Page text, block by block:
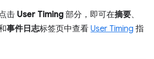
击 User Timing 部分，即可在摘要、
事件日志标签页中查看 User Timing 指